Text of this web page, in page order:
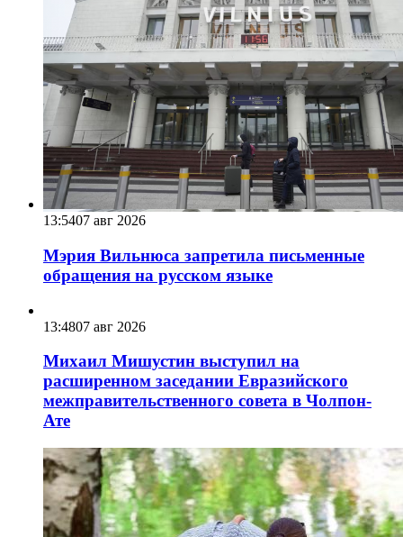
13:5407 авг 2026
Мэрия Вильнюса запретила письменные
обращения на русском языке
13:4807 авг 2026
Михаил Мишустин выступил на
расширенном заседании Евразийского
межправительственного совета в Чолпон-
Ате